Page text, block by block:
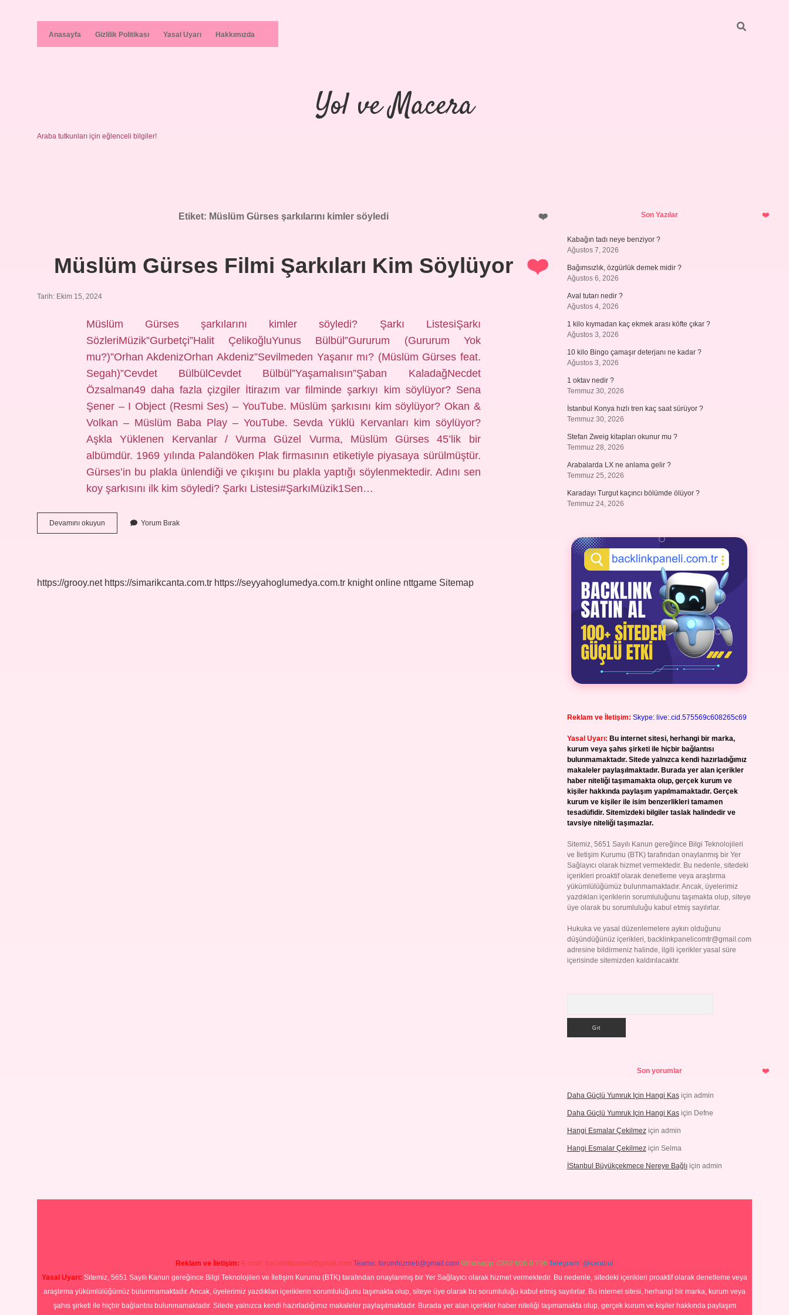
Anasayfa Gizlilik Politikası Yasal Uyarı Hakkımızda
Yol ve Macera
Araba tutkunları için eğlenceli bilgiler!
Etiket: Müslüm Gürses şarkılarını kimler söyledi
Müslüm Gürses Filmi Şarkıları Kim Söylüyor
Tarih: Ekim 15, 2024
Müslüm Gürses şarkılarını kimler söyledi? Şarkı ListesiŞarkı
SözleriMüzik”Gurbetçi”Halit ÇelikoğluYunus Bülbül”Gururum (Gururum Yok
mu?)”Orhan AkdenizOrhan Akdeniz”Sevilmeden Yaşanır mı? (Müslüm Gürses feat.
Segah)”Cevdet BülbülCevdet Bülbül”Yaşamalısın”Şaban KaladağNecdet
Özsalman49 daha fazla çizgiler İtirazım var filminde şarkıyı kim söylüyor? Sena
Şener – I Object (Resmi Ses) – YouTube. Müslüm şarkısını kim söylüyor? Okan &
Volkan – Müslüm Baba Play – YouTube. Sevda Yüklü Kervanları kim söylüyor?
Aşkla Yüklenen Kervanlar / Vurma Güzel Vurma, Müslüm Gürses 45’lik bir
albümdür. 1969 yılında Palandöken Plak firmasının etiketiyle piyasaya sürülmüştür.
Gürses’in bu plakla ünlendiği ve çıkışını bu plakla yaptığı söylenmektedir. Adını sen
koy şarkısını ilk kim söyledi? Şarkı Listesi#ŞarkıMüzik1Sen…
Devamını okuyun
Gürses
Yorum Bırak
https://grooy.net https://simarikcanta.com.tr https://seyyahoglumedya.com.tr knight online nttgame Sitemap
SidebarSon Yazılar
Kabağın tadı neye benziyor ?
Ağustos 7, 2026
Bağımsızlık, özgürlük demek midir ?
Ağustos 6, 2026
Aval tutarı nedir ?
Ağustos 4, 2026
1 kilo kıymadan kaç ekmek arası köfte çıkar ?
Ağustos 3, 2026
10 kilo Bingo çamaşır deterjanı ne kadar ?
Ağustos 3, 2026
1 oktav nedir ?
Temmuz 30, 2026
İstanbul Konya hızlı tren kaç saat sürüyor ?
Temmuz 30, 2026
Stefan Zweig kitapları okunur mu ?
Temmuz 28, 2026
Arabalarda LX ne anlama gelir ?
Temmuz 25, 2026
Karadayı Turgut kaçıncı bölümde ölüyor ?
Temmuz 24, 2026
Reklam ve İletişim: Skype: live:.cid.575569c608265c69
Yasal Uyarı: Bu internet sitesi, herhangi bir marka,
kurum veya şahıs şirketi ile hiçbir bağlantısı
bulunmamaktadır. Sitede yalnızca kendi hazırladığımız
makaleler paylaşılmaktadır. Burada yer alan içerikler
haber niteliği taşımamakta olup, gerçek kurum ve
kişiler hakkında paylaşım yapılmamaktadır. Gerçek
kurum ve kişiler ile isim benzerlikleri tamamen
tesadüfidir. Sitemizdeki bilgiler taslak halindedir ve
tavsiye niteliği taşımazlar.
Sitemiz, 5651 Sayılı Kanun gereğince Bilgi Teknolojileri
ve İletişim Kurumu (BTK) tarafından onaylanmış bir Yer
Sağlayıcı olarak hizmet vermektedir. Bu nedenle, sitedeki
içerikleri proaktif olarak denetleme veya araştırma
yükümlülüğümüz bulunmamaktadır. Ancak, üyelerimiz
yazdıkları içeriklerin sorumluluğunu taşımakta olup, siteye
üye olarak bu sorumluluğu kabul etmiş sayılırlar.
Hukuka ve yasal düzenlemelere aykırı olduğunu
düşündüğünüz içerikleri, backlinkpanelicomtr@gmail.com
adresine bildirmeniz halinde, ilgili içerikler yasal süre
içerisinde sitemizden kaldırılacaktır.
Son yorumlar
Daha Güçlü Yumruk Için Hangi Kasiçin admin
Daha Güçlü Yumruk Için Hangi Kasiçin Defne
Hangi Esmalar Çekilmeziçin admin
Hangi Esmalar Çekilmeziçin Selma
İStanbul Büyükçekmece Nereye Bağlıiçin admin
Reklam ve İletişim: E-mail: backlinkpaneli@gmail.com Teams: forumhizmeti@gmail.com Whatsapp: 0262 606 0 726 Telegram: @karabul
Yasal Uyarı: Sitemiz, 5651 Sayılı Kanun gereğince Bilgi Teknolojileri ve İletişim Kurumu (BTK) tarafından onaylanmış bir Yer Sağlayıcı olarak hizmet vermektedir. Bu nedenle, sitedeki içerikleri proaktif olarak denetleme veya
araştırma yükümlülüğümüz bulunmamaktadır. Ancak, üyelerimiz yazdıkları içeriklerin sorumluluğunu taşımakta olup, siteye üye olarak bu sorumluluğu kabul etmiş sayılırlar. Bu internet sitesi, herhangi bir marka, kurum veya
şahıs şirketi ile hiçbir bağlantısı bulunmamaktadır. Sitede yalnızca kendi hazırladığımız makaleler paylaşılmaktadır. Burada yer alan içerikler haber niteliği taşımamakta olup, gerçek kurum ve kişiler hakkında paylaşım